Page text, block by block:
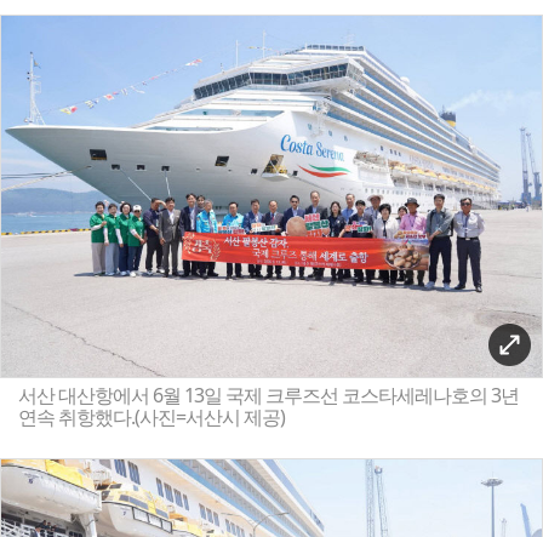
서산 대산항에서 6월 13일 국제 크루즈선 코스타세레나호의 3년
연속 취항했다.(사진=서산시 제공)